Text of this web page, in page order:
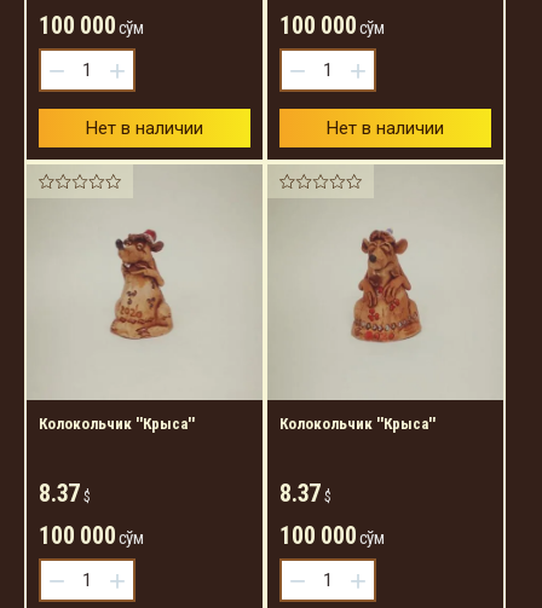
100 000сўм
− +
Нет в наличии
100 000сўм
− +
Нет в наличии
Колокольчик ''Крыса''
8.37 $
100 000сўм
− +
Колокольчик ''Крыса''
8.37 $
100 000сўм
− +